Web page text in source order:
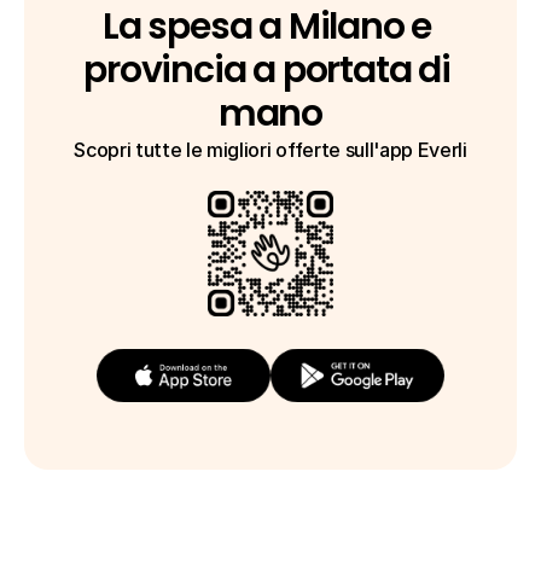
La spesa a Milano e
provincia a portata di
mano
Scopri tutte le migliori offerte sull'app Everli